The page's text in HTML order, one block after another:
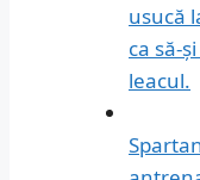
usucă
ca să-
leacul.